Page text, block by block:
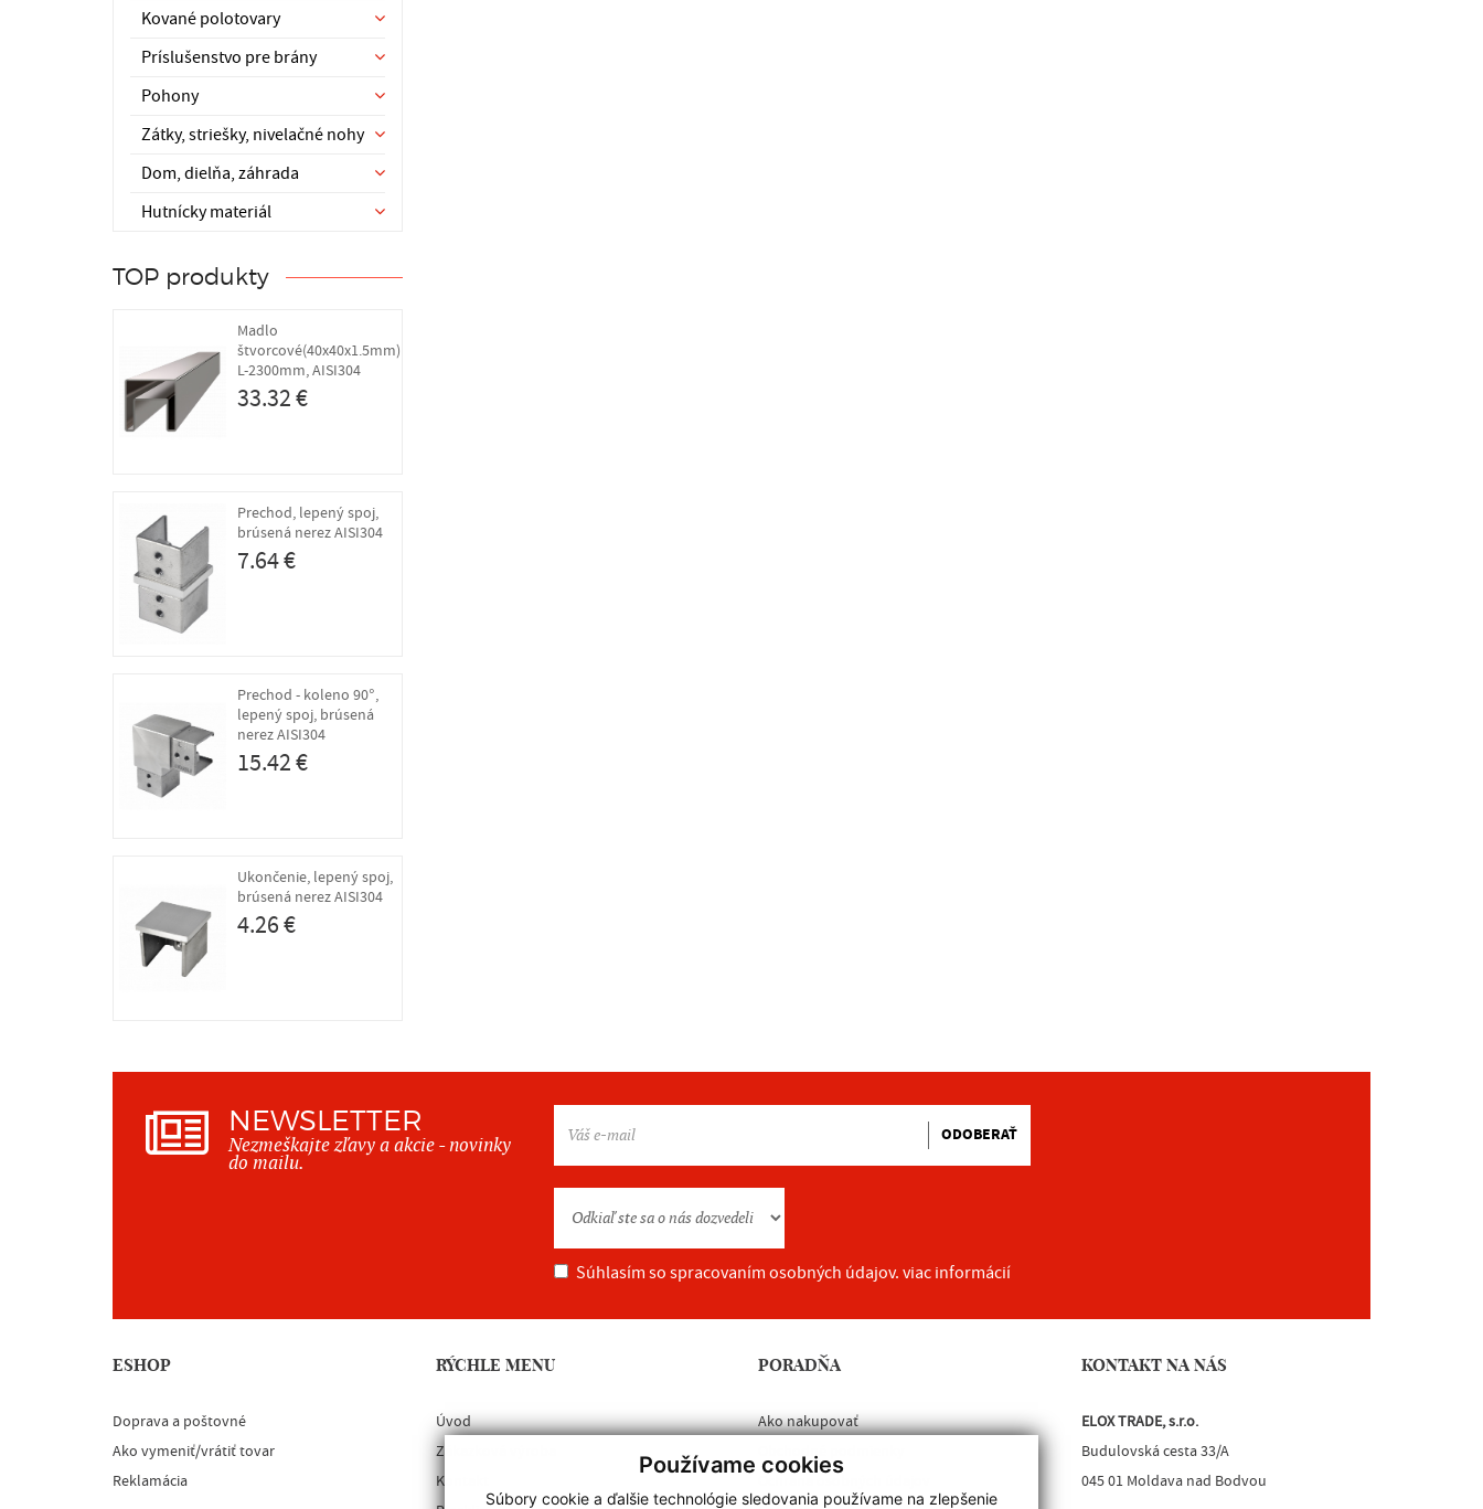
Používame cookies
Súbory cookie a ďalšie technológie sledovania používame na zlepšenie
Kované polotovary
Príslušenstvo pre brány
Pohony
Zátky, striešky, nivelačné nohy
Dom, dielňa, záhrada
Hutnícky materiál
TOP produkty
Madlo
štvorcové(40x40x1.5mm)
L-2300mm, AISI304
33.32 €
Prechod, lepený spoj,
brúsená nerez AISI304
7.64 €
Prechod - koleno 90°,
lepený spoj, brúsená
nerez AISI304
15.42 €
Ukončenie, lepený spoj,
brúsená nerez AISI304
4.26 €
NEWSLETTER
Nezmeškajte zľavy a akcie - novinky
do mailu.
ODOBERAŤ
Súhlasím so spracovaním osobných údajov. viac informácií
ESHOP
Doprava a poštovné
Ako vymeniť/vrátiť tovar
Reklamácia
RÝCHLE MENU
Úvod
Zákazková výroba
Kontakt
PORADŇA
Ako nakupovať
Obchodné podmienky
KONTAKT NA NÁS
ELOX TRADE, s.r.o.
Budulovská cesta 33/A
045 01 Moldava nad Bodvou